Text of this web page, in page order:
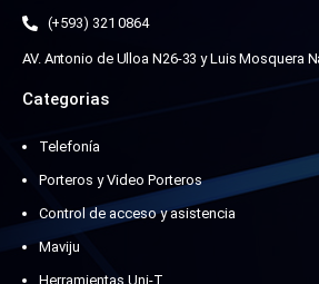
(+593) 321 0864
AV. Antonio de Ulloa N26-33 y Luis Mosquera
Categorias
Telefonía
Porteros y Video Porteros
Control de acceso y asistencia
Maviju
Herramientas Uni-T